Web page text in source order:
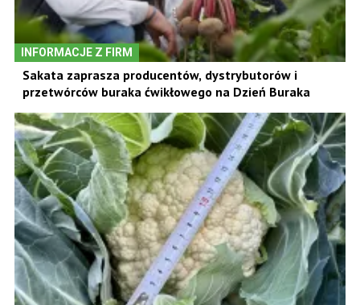
INFORMACJE Z FIRM
Sakata zaprasza producentów, dystrybutorów i
przetwórców buraka ćwikłowego na Dzień Buraka